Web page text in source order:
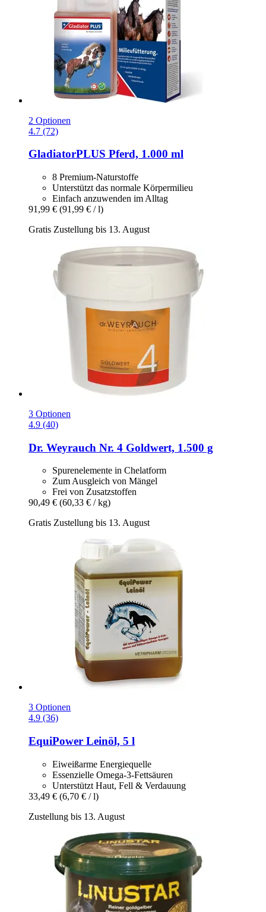
2 Optionen
4.7 (72)
GladiatorPLUS Pferd, 1.000 ml
8 Premium-Naturstoffe
Unterstützt das normale Körpermilieu
Einfach anzuwenden im Alltag
91,99 € (91,99 € / l)
Gratis Zustellung bis 13. August
3 Optionen
4.9 (40)
Dr. Weyrauch Nr. 4 Goldwert, 1.500 g
Spurenelemente in Chelatform
Zum Ausgleich von Mängel
Frei von Zusatzstoffen
90,49 € (60,33 € / kg)
Gratis Zustellung bis 13. August
3 Optionen
4.9 (36)
EquiPower Leinöl, 5 l
Eiweißarme Energiequelle
Essenzielle Omega-3-Fettsäuren
Unterstützt Haut, Fell & Verdauung
33,49 € (6,70 € / l)
Zustellung bis 13. August